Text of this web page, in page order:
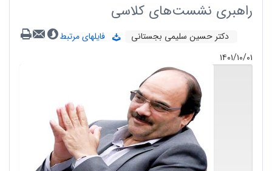
راهبری نشست‌های کلاسی
دکتر حسین سلیمی بجستانی
فایلهای مرتبط
۱۴۰۱/۱۰/۰۱